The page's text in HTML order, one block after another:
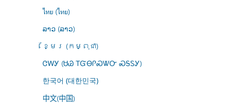
ไทย (ไทย)
ລາວ (ລາວ)
ខ្មែរ (កម្ពុជា)
ᏣᎳᎩ (ᏌᏊ ᎢᏳᎾᎵᏍᏔᏅ ᏍᎦᏚᎩ)
한국어 (대한민국)
中文(中国)